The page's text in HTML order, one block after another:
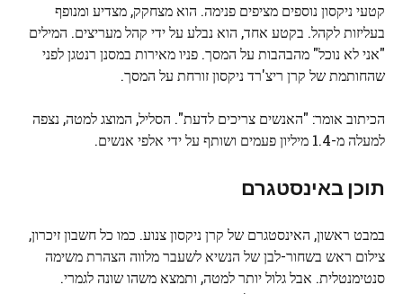
קטעי ניקסון נוספים מציפים פנימה. הוא מצחקק, מצדיע ומנופף
בעליזות לקהל. בקטע אחד, הוא נבלע על ידי קהל מעריצים. המילים
"אני לא נוכל" מהבהבות על המסך. פניו מאירות במסנן רנטגן לפני
שהחותמת של קרן ריצ'רד ניקסון זורחת על המסך.
הכיתוב אומר: "האנשים צריכים לדעת". הסליל, המוצג למטה, נצפה
למעלה מ-1.4 מיליון פעמים ושותף על ידי אלפי אנשים.
תוכן באינסטגרם
במבט ראשון, האינסטגרם של קרן ניקסון צנוע. כמו כל חשבון זיכרון,
צילום ראש בשחור-לבן של הנשיא לשעבר מלווה הצהרת משימה
סנטימנטלית. אבל גלול יותר למטה, ותמצא משהו שונה לגמרי.